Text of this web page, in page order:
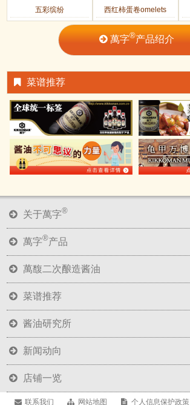
五彩缤纷 西红柿蛋卷omelets
萬字®产品绍介
菜谱推荐
关于萬字®
萬字®产品
萬馥二次酿造酱油
菜谱推荐
酱油研究所
新闻动向
店铺一览
联系我们 网站地图 个人信息保护政策